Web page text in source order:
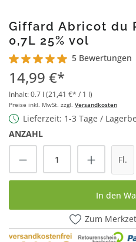
Giffard Abricot du
0,7L 25% vol
Durchschnittliche Bewertung
5 Bewertungen
14,99 €*
Inhalt:0.7 l (21,41 €* / 1 l)
Preise inkl. MwSt. zzgl. Versandkosten
Lieferzeit: 1-3 Tage /
ANZAHL
Produkt Anzahl: Fl.
In den
Zum